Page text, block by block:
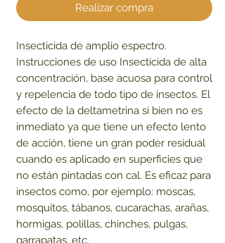
Realizar compra
Insecticida de amplio espectro.
Instrucciones de uso Insecticida de alta
concentración, base acuosa para control
y repelencia de todo tipo de insectos. El
efecto de la deltametrina si bien no es
inmediato ya que tiene un efecto lento
de acción, tiene un gran poder residual
cuando es aplicado en superficies que
no están pintadas con cal. Es eficaz para
insectos como, por ejemplo: moscas,
mosquitos, tábanos, cucarachas, arañas,
hormigas, polillas, chinches, pulgas,
garrapatas, etc.